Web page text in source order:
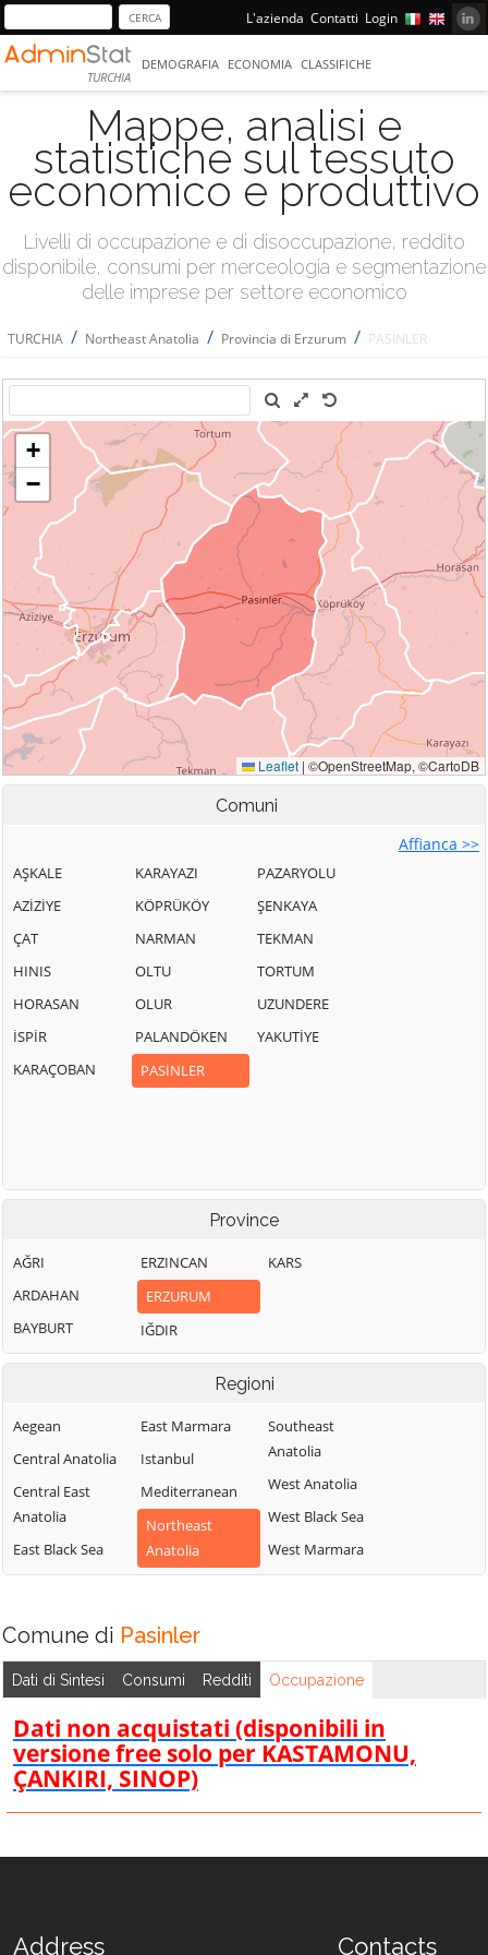
L'azienda Contatti Login
TURCHIA
DEMOGRAFIA ECONOMIA CLASSIFICHE
Mappe, analisi e
statistiche sul tessuto
economico e produttivo
Livelli di occupazione e di disoccupazione, reddito
disponibile, consumi per merceologia e segmentazione
delle imprese per settore economico
TURCHIA / Northeast Anatolia / Provincia di Erzurum / PASİNLER
Comuni
Affianca >>
AŞKALE
AZİZİYE
ÇAT
HINIS
HORASAN
İSPİR
KARAÇOBAN
KARAYAZI
KÖPRÜKÖY
NARMAN
OLTU
OLUR
PALANDÖKEN
PASİNLER
PAZARYOLU
ŞENKAYA
TEKMAN
TORTUM
UZUNDERE
YAKUTİYE
Province
AĞRI
ARDAHAN
BAYBURT
ERZINCAN
ERZURUM
IĞDIR
KARS
Regioni
Aegean
Central Anatolia
Central East
Anatolia
East Black Sea
East Marmara
Istanbul
Mediterranean
Northeast
Anatolia
Southeast
Anatolia
West Anatolia
West Black Sea
West Marmara
Comune di Pasinler
Dati di Sintesi Consumi Redditi Occupazione
Dati non acquistati (disponibili in
versione free solo per KASTAMONU,
ÇANKIRI, SINOP)
Address Contacts